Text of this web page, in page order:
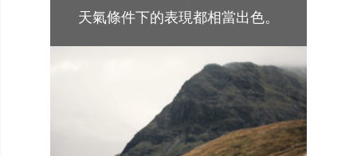
天氣條件下的表現都相當出色。